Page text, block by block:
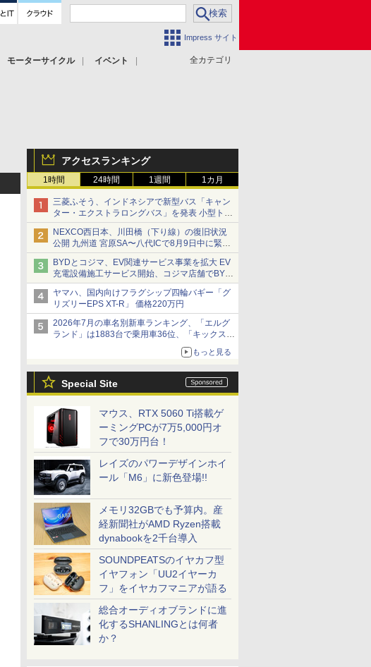
Impress サイト
全カテゴリ
モーターサイクル
イベント
アクセスランキング
1時間 24時間 1週間 1カ月
三菱ふそう、インドネシアで新型バス「キャン
ター・エクストラロングバス」を発表 小型トラ
ックベースの観光・旅客輸送向けバス
NEXCO西日本、川田橋（下り線）の復旧状況
公開 九州道 宮原SA〜八代ICで8月9日中に緊急
車両を通行可能に
BYDとコジマ、EV関連サービス事業を拡大 EV
充電設備施工サービス開始、コジマ店舗でBYD
車の展示・試乗イベントを強化
ヤマハ、国内向けフラグシップ四輪バギー「グ
リズリーEPS XT-R」 価格220万円
2026年7月の車名別新車ランキング、「エルグ
ランド」は1883台で乗用車36位、「キックス」
もっと見る
Special Site
マウス、RTX 5060 Ti搭載ゲ
ーミングPCが7万5,000円オ
フで30万円台！
レイズのパワーデザインホイ
ール「M6」に新色登場!!
メモリ32GBでも予算内。産
経新聞社がAMD Ryzen搭載
dynabookを2千台導入
SOUNDPEATSのイヤカフ型
イヤフォン「UU2イヤーカ
フ」をイヤカフマニアが語る
総合オーディオブランドに進
化するSHANLINGとは何者
か？